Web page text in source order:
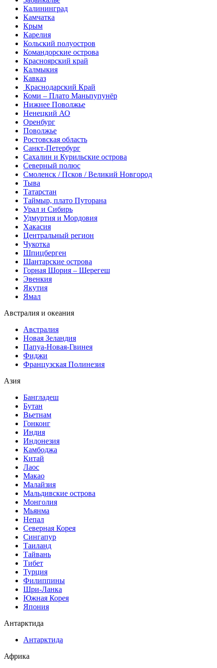
Калининград
Камчатка
Крым
Карелия
Кольский полуостров
Командорские острова
Красноярский край
Калмыкия
Кавказ
Краснодарский Край
Коми – Плато Маньпупунёр
Нижнее Поволжье
Ненецкий АО
Оренбург
Поволжье
Ростовская область
Санкт-Петербург
Сахалин и Курильские острова
Северный полюс
Смоленск / Псков / Великий Новгород
Тыва
Татарстан
Таймыр, плато Путорана
Урал и Сибирь
Удмуртия и Мордовия
Хакасия
Центральный регион
Чукотка
Шпицберген
Шантарские острова
Горная Шория – Шерегеш
Эвенкия
Якутия
Ямал
Австралия и океания
Австралия
Новая Зеландия
Папуа-Новая-Гвинея
Фиджи
Французская Полинезия
Азия
Бангладеш
Бутан
Вьетнам
Гонконг
Индия
Индонезия
Камбоджа
Китай
Лаос
Макао
Малайзия
Мальдивские острова
Монголия
Мьянма
Непал
Северная Корея
Сингапур
Таиланд
Тайвань
Тибет
Турция
Филиппины
Шри-Ланка
Южная Корея
Япония
Антарктида
Антарктида
Африка